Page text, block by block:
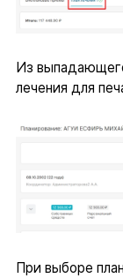
Из
лечения для
При выборе